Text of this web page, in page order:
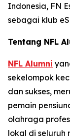
Indonesia, FN
sebagai klub
Tentang NFL
NFL Alumni
sekelompok
dan sukses,
pemain
olahraga
lokal di seluruh